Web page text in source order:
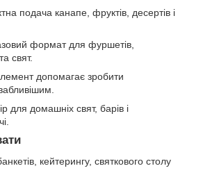
подача канапе, фруктів, десертів і
формат для фуршетів,
свят.
допомагає зробити
для домашніх свят, барів і
кейтерингу, святкового столу